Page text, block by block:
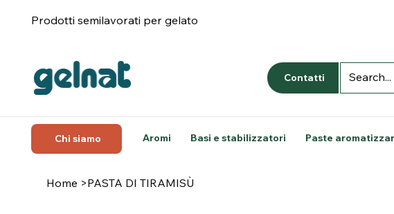
Prodotti semilavorati per gelato
Contatti
Chi siamo Aromi Basi e stabilizzatori Paste
Home >PASTA DI TIRAMISÙ